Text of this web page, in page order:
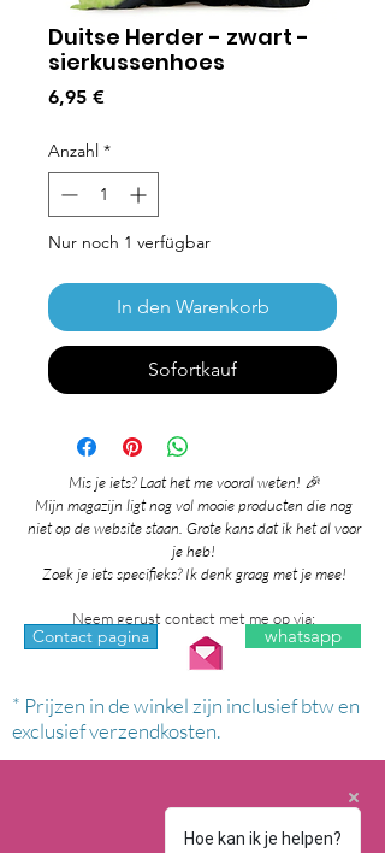
Duitse Herder - zwart -
sierkussenhoes
6,95 €Preis
Anzahl *
Nur noch 1 verfügbar
In den Warenkorb
Sofortkauf
Mis je iets? Laat het me vooral weten! 🎉
Mijn magazijn ligt nog vol mooie producten die nog
niet op de website staan. Grote kans dat ik het al voor
je heb!
Zoek je iets specifieks? Ik denk graag met je mee!
Neem gerust contact met me op via:
Contact pagina whatsapp
* Prijzen in de winkel zijn inclusief btw en
exclusief verzendkosten.
Hoe kan ik je helpen?